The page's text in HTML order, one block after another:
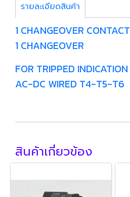
รายละเอียดสินค้า
1 CHANGEOVER
1 CHANGEOVER
FOR TRIPPED
AC-DC WIRED T4-T5-T6
สินค้าเกี่ยวข้อง